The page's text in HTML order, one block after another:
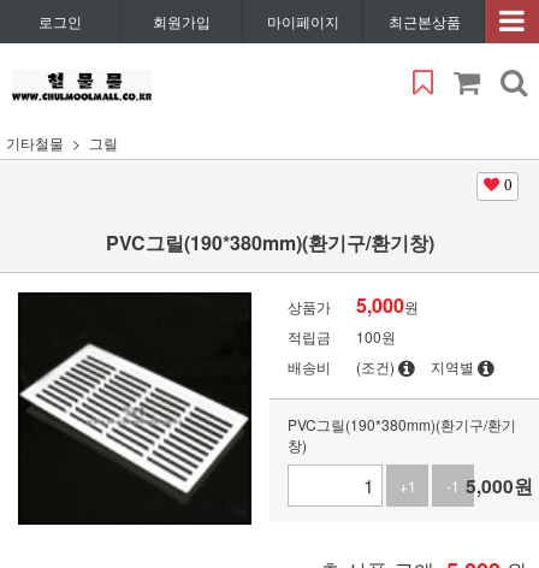
로그인 회원가입 마이페이지 최근본상품
기타철물 그릴
0
PVC그릴(190*380mm)(환기구/환기창)
상품가 5,000원
적립금
100원
배송비
(조건) 지역별
PVC그릴(190*380mm)(환기구/환기
창)
+1
-1 5,000원